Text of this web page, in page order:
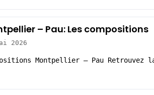
– Pau: Les compositions
2026
Montpellier – Pau